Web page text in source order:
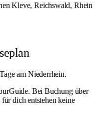
Kleve, Reichswald, Rhein
am Niederrhein.
Bei Buchung über
dich entstehen keine